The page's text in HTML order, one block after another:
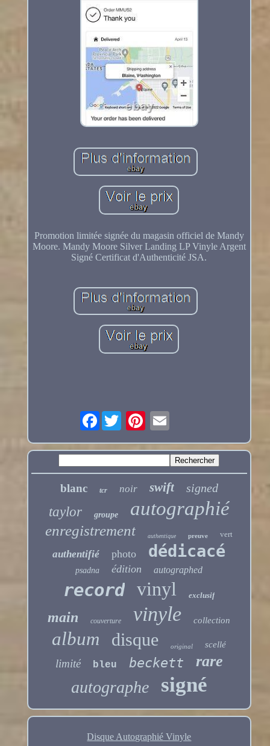
Promotion limitée signée du magasin officiel de Mandy
Moore. Mandy Moore Silver Landing LP Vinyle Argent
Signé Certificat d'Authenticité JSA.
Facebook
blanc tcr noir swift signed
taylor groupe autographié
enregistrement authentique preuve vert
authentifié photo dédicacé
psadna édition autographed
record vinyl exclusif
main couverture vinyle collection
album disque original scellé
limité bleu beckett rare
autographe signé
Disque Autographié Vinyle